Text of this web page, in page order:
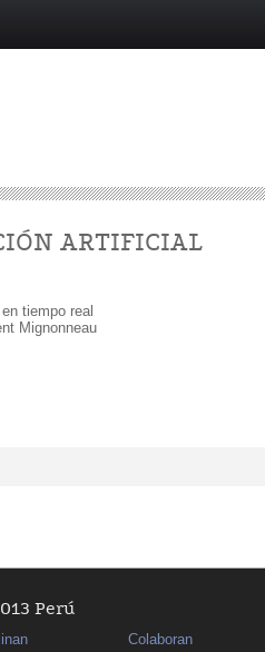
ARTIFICIAL
tiempo real
Mignonneau
Perú
Colaboran